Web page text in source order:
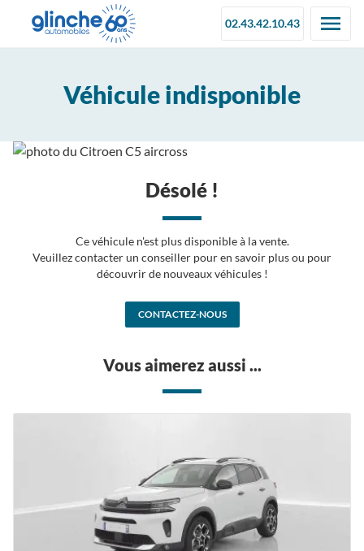
02.43.42.10.43
Véhicule indisponible
Désolé !
Ce véhicule n'est plus disponible à la vente.
Veuillez contacter un conseiller pour en savoir plus ou pour
découvrir de nouveaux véhicules !
CONTACTEZ-NOUS
Vous aimerez aussi ...